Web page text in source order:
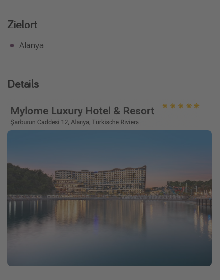
Zielort
Alanya
Details